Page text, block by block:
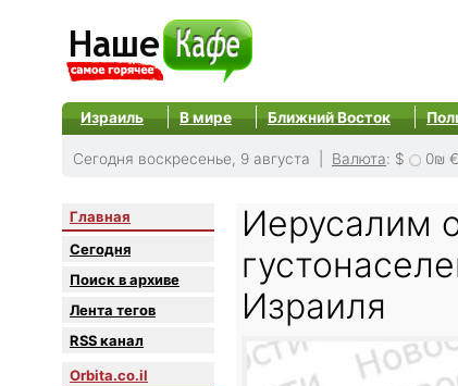
Израиль В мире Ближний Восток
Сегодня воскресенье, 9 августа | Валюта: $ 0₪ €
Главная
Сегодня
Поиск в архиве
Лента тегов
RSS канал
Orbita.co.il
Иерусалим
Израиля